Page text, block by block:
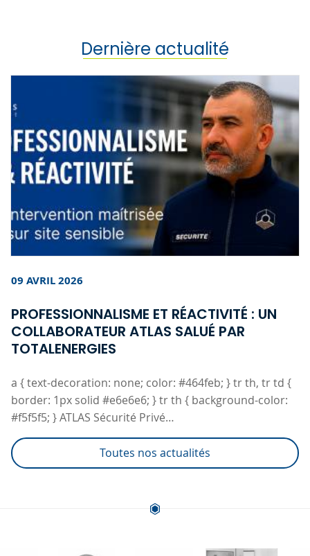
Dernière actualité
09 AVRIL 2026
PROFESSIONNALISME ET RÉACTIVITÉ : UN
COLLABORATEUR ATLAS SALUÉ PAR
TOTALENERGIES
a { text-decoration: none; color: #464feb; } tr th, tr td {
border: 1px solid #e6e6e6; } tr th { background-color:
#f5f5f5; } ATLAS Sécurité Privé…
Toutes nos actualités